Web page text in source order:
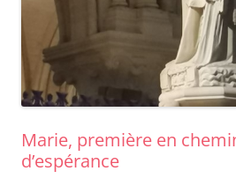
Marie, première en
d’espérance